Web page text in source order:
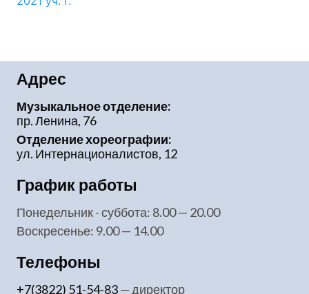
Адрес
Музыкальное отделение:
пр. Ленина, 76
Отделение хореографии:
ул. Интернационалистов, 12
График работы
понедельник - суббота: 8.00 — 20.00
воскресенье: 9.00 — 14.00
Телефоны
+7(3822) 51-54-83— директор